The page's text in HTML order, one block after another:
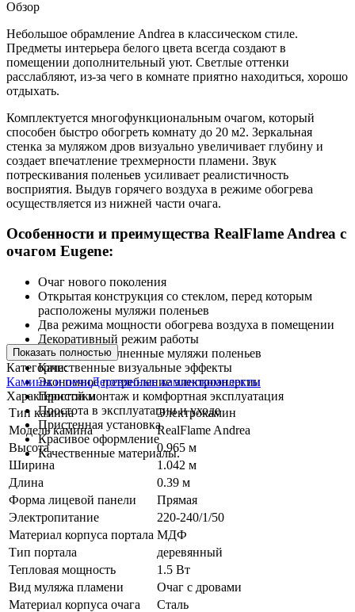
Обзор
Небольшое обрамление Andrea в классическом стиле.
Предметы интерьера белого цвета всегда создают в
помещении дополнительный уют. Светлые оттенки
расслабляют, из-за чего в комнате приятно находиться, хорошо
отдыхать.
Комплектуется многофункциональным очагом, который
способен быстро обогреть комнату до 20 м2. Зеркальная
стенка за муляжом дров визуально увеличивает глубину и
создает впечатление трехмерности пламени. Звук
потрескивания поленьев усиливает реалистичность
восприятия. Выдув горячего воздуха в режиме обогрева
осуществляется из нижней части очага.
Особенности и преимущества RealFlame Andrea с
очагом Eugene:
Очаг нового поколения
Открытая конструкция со стеклом, перед которым
расположены муляжи поленьев
Два режима мощности обогрева воздуха в помещении
Декоративный режим работы
Искусно выполненные муляжи поленьев
Качественные визуальные эффекты
Экономное потребление электроэнергии
Простой монтаж и комфортная эксплуатация
Простота в эксплуатации и уходе
Пристенная установка
Красивое оформление
Качественные материалы.
Показать полностью
Категории:
Камины и печиДеревянные каминокомплекты
Характеристики
Тип камина
Электрокамин
Модель камина
RealFlame Andrea
Высота
0.965 м
Ширина
1.042 м
Длина
0.39 м
Форма лицевой панели
Прямая
Электропитание
220-240/1/50
Материал корпуса портала МДФ
Тип портала
деревянный
Тепловая мощность
1.5 Вт
Вид муляжа пламени
Очаг с дровами
Материал корпуса очага
Сталь